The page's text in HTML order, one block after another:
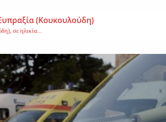
(Κουκουλούδη)
σε ηλικία...
59χρονος πατέρας τριών παιδιών
Σμυρναίου